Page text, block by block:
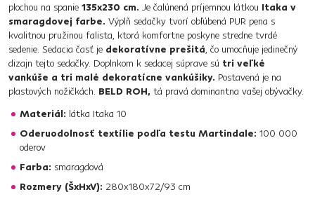
plochou na spanie 135x230 cm. Je čalúnená príjemnou látkou Itaka v
smaragdovej farbe. Výplň sedačky tvorí obľúbená PUR pena s
kvalitnou pružinou falista, ktorá komfortne poskyne stredne tvrdé
sedenie. Sedacia časť je dekoratívne prešitá, čo umocňuje jedinečný
dizajn tejto sedačky. Doplnkom k sedacej súprave sú tri veľké
vankúše a tri malé dekoratícne vankúšiky. Postavená je na
plastových nožičkách. BELD ROH, tá pravá dominantna vašej obývačky.
Materiál: látka Itaka 10
Oderuodolnosť textílie podľa testu Martindale: 100 000
oderov
Farba: smaragdová
Rozmery (ŠxHxV): 280x180x72/93 cm